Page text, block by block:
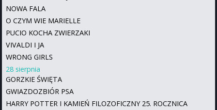
NOWA FALA
O CZYM WIE MARIELLE
PUCIO KOCHA ZWIERZAKI
VIVALDI I JA
WRONG GIRLS
28 sierpnia
GORZKIE ŚWIĘTA
GWIAZDOZBIÓR PSA
HARRY POTTER I KAMIEŃ FILOZOFICZNY 25. ROCZNICA